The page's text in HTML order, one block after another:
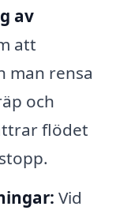
av
att
man rensa
och
flödet
Vid